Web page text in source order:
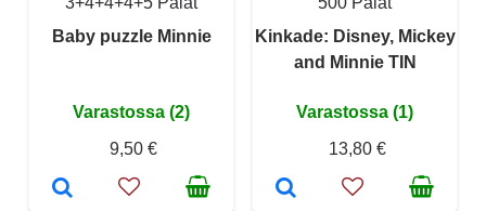
Baby puzzle Minnie
Varastossa (2)
9,50 €
Kinkade: Disney, Mickey
and Minnie TIN
Varastossa (1)
13,80 €